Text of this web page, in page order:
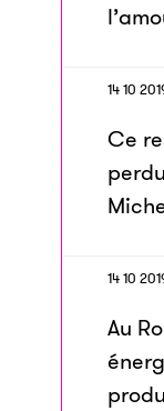
14 10
Ce
14 10
Au